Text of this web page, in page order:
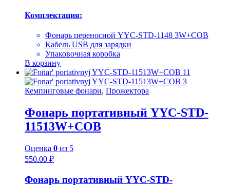
Комплектация:
Фонарь переносной YYC-STD-1148 3W+COB
Кабель USB для зарядки
Упаковочная коробка
В корзину
Кемпинговые фонари, Прожектора
Фонарь портативный YYC-STD-
11513W+COB
Оценка 0 из 5
550.00 ₽
Фонарь портативный YYC-STD-